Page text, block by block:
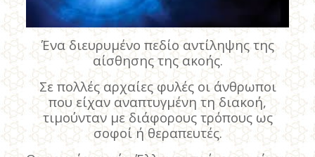
Ένα διευρυμένο πεδίο αντίληψης της
αίσθησης της ακοής.
Σε πολλές αρχαίες φυλές οι άνθρωποι
που είχαν αναπτυγμένη τη διακοή,
τιμούνταν με διάφορους τρόπους ως
σοφοί ή θεραπευτές.